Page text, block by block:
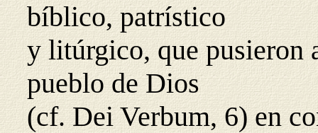
bíblico, patrístico
y litúrgico, que pusieron
pueblo de Dios
(cf. Dei Verbum, 6) en